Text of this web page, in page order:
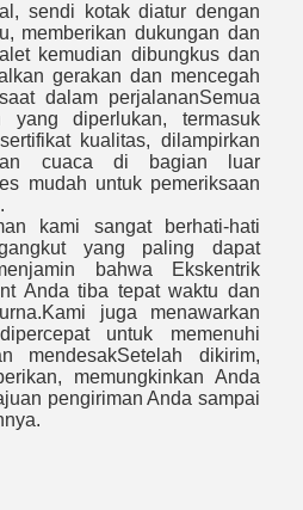
sendi kotak diatur dengan
memberikan dukungan dan
kemudian dibungkus dan
gerakan dan mencegah
dalam perjalananSemua
yang diperlukan, termasuk
kualitas, dilampirkan
cuaca di bagian luar
mudah untuk pemeriksaan
kami sangat berhati-hati
yang paling dapat
bahwa Ekskentrik
Anda tiba tepat waktu dan
juga menawarkan
untuk memenuhi
mendesakSetelah dikirim,
memungkinkan Anda
pengiriman Anda sampai